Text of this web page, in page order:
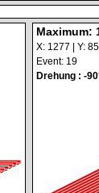
Maximum:
X: 1277 | Y:
Event: 19
Drehung : -